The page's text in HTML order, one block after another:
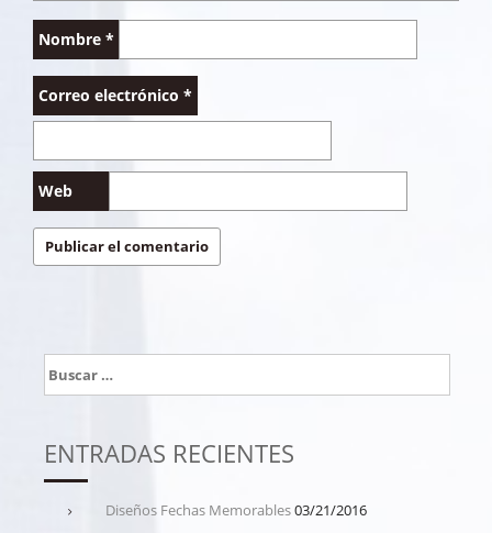
Nombre *
Correo electrónico *
Web
Buscar:
ENTRADAS RECIENTES
Diseños Fechas Memorables03/21/2016